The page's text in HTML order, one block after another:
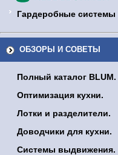
Гардеробные системы
ОБЗОРЫ И СОВЕТЫ
Полный каталог BLUM.
Оптимизация кухни.
Лотки и разделители.
Доводчики для кухни.
Системы выдвижения.